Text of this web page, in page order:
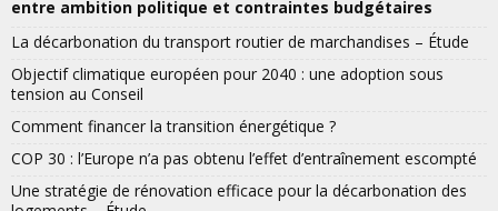
entre ambition politique et contraintes budgétaires
La décarbonation du transport routier de marchandises – Étude
Objectif climatique européen pour 2040 : une adoption sous
tension au Conseil
Comment financer la transition énergétique ?
COP 30 : l’Europe n’a pas obtenu l’effet d’entraînement escompté
Une stratégie de rénovation efficace pour la décarbonation des